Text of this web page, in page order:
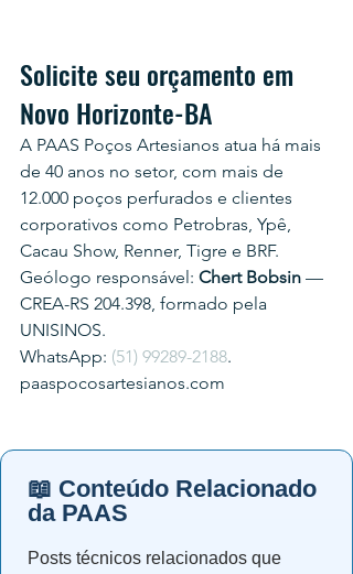
Solicite seu orçamento em
Novo Horizonte-BA
A PAAS Poços Artesianos atua há mais
de 40 anos no setor, com mais de
12.000 poços perfurados e clientes
corporativos como Petrobras, Ypê,
Cacau Show, Renner, Tigre e BRF.
Geólogo responsável: Chert Bobsin —
CREA-RS 204.398, formado pela
UNISINOS.
WhatsApp: (51) 99289-2188.
paaspocosartesianos.com
📖 Conteúdo Relacionado
da PAAS
Posts técnicos relacionados que